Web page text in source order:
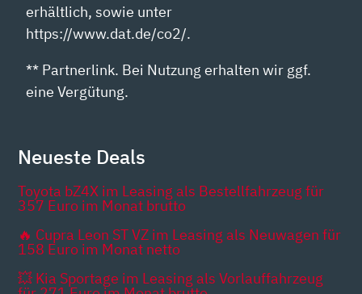
erhältlich, sowie unter
https://www.dat.de/co2/.
** Partnerlink. Bei Nutzung erhalten wir ggf.
eine Vergütung.
Neueste Deals
Toyota bZ4X im Leasing als Bestellfahrzeug für
357 Euro im Monat brutto
🔥 Cupra Leon ST VZ im Leasing als Neuwagen für
158 Euro im Monat netto
💥 Kia Sportage im Leasing als Vorlauffahrzeug